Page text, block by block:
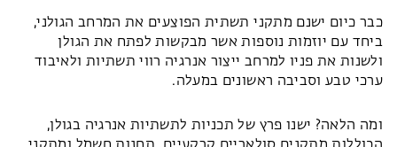
כבר כיום ישנם מתקני תשתית הפוצעים את המרחב הגולני,
ביחד עם יוזמות נוספות אשר מבקשות לפתח את הגולן
ולשנות את פניו למרחב ייצור אנרגיה רווי תשתיות ולאיבוד
ערכי טבע וסביבה ראשונים במעלה.
ומה הלאה? ישנו פרץ של תכניות לתשתיות אנרגיה בגולן,